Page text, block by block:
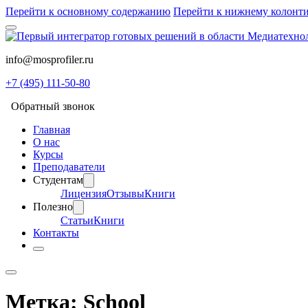
Перейти к основному содержанию Перейти к нижнему
info@mosprofiler.ru
+7 (495) 111-50-80
Обратный звонок
Главная
О нас
Курсы
Преподаватели
Студентам
ЛицензияОтзывыКниги
Полезно
СтатьиКниги
Контакты
Метка: School